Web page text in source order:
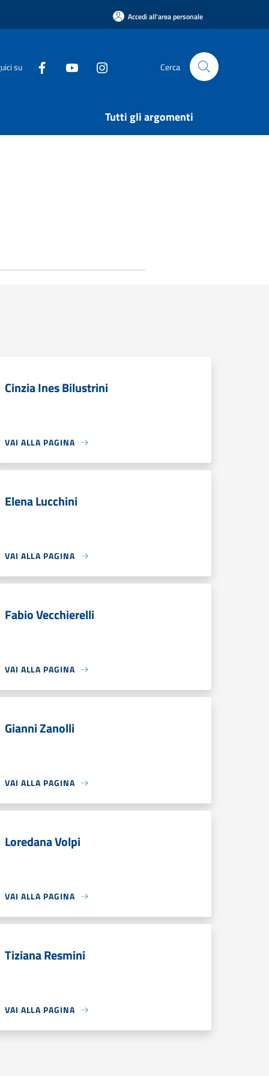
Accedi all'area personale
su Cerca
Tutti gli argomenti
Cinzia Ines Bilustrini
VAI ALLA PAGINA
Elena Lucchini
VAI ALLA PAGINA
Fabio Vecchierelli
VAI ALLA PAGINA
Gianni Zanolli
VAI ALLA PAGINA
Loredana Volpi
VAI ALLA PAGINA
Tiziana Resmini
VAI ALLA PAGINA